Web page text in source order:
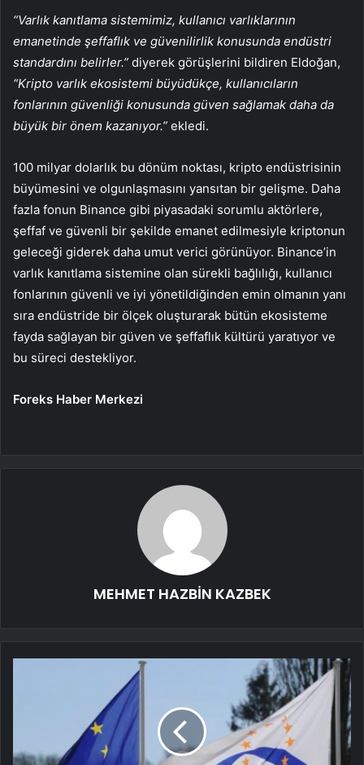
“Varlık kanıtlama sistemimiz, kullanıcı varlıklarının
emanetinde şeffaflık ve güvenilirlik konusunda endüstri
standardını belirler.” diyerek görüşlerini bildiren Eldoğan,
“Kripto varlık ekosistemi büyüdükçe, kullanıcıların
fonlarının güvenliği konusunda güven sağlamak daha da
büyük bir önem kazanıyor.” ekledi.
100 milyar dolarlık bu dönüm noktası, kripto endüstrisinin
büyümesini ve olgunlaşmasını yansıtan bir gelişme. Daha
fazla fonun Binance gibi piyasadaki sorumlu aktörlere,
şeffaf ve güvenli bir şekilde emanet edilmesiyle kriptonun
geleceği giderek daha umut verici görünüyor. Binance’in
varlık kanıtlama sistemine olan sürekli bağlılığı, kullanıcı
fonlarının güvenli ve iyi yönetildiğinden emin olmanın yanı
sıra endüstride bir ölçek oluşturarak bütün ekosisteme
fayda sağlayan bir güven ve şeffaflık kültürü yaratıyor ve
bu süreci destekliyor.
Foreks Haber Merkezi
MEHMET HAZBİN KAZBEK